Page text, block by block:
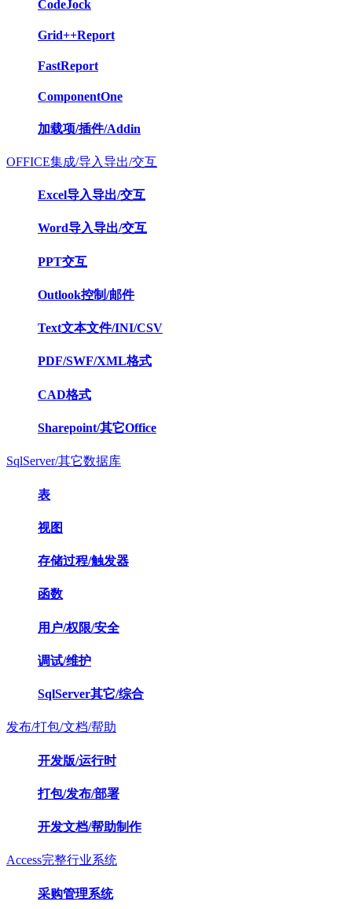
CodeJock
Grid++Report
FastReport
ComponentOne
加载项/插件/Addin
OFFICE集成/导入导出/交互
Excel导入导出/交互
Word导入导出/交互
PPT交互
Outlook控制/邮件
Text文本文件/INI/CSV
PDF/SWF/XML格式
CAD格式
Sharepoint/其它Office
SqlServer/其它数据库
表
视图
存储过程/触发器
函数
用户/权限/安全
调试/维护
SqlServer其它/综合
发布/打包/文档/帮助
开发版/运行时
打包/发布/部署
开发文档/帮助制作
Access完整行业系统
采购管理系统